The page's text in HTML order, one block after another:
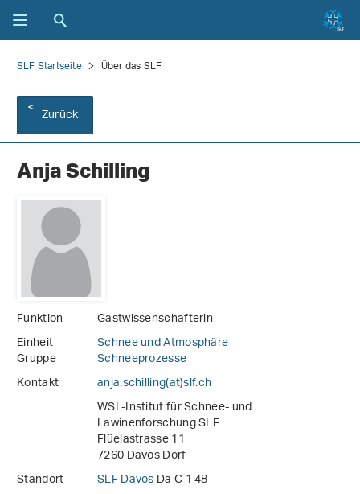
SLF Startseite Über das SLF
Zurück
Anja Schilling
Funktion
Gastwissenschafterin
Einheit
Schnee und Atmosphäre
Gruppe
Schneeprozesse
Kontakt
anja.schilling(at)slf.ch
WSL-Institut für Schnee- und
Lawinenforschung SLF
Flüelastrasse 11
7260 Davos Dorf
Standort
SLF DavosDa C 1 48